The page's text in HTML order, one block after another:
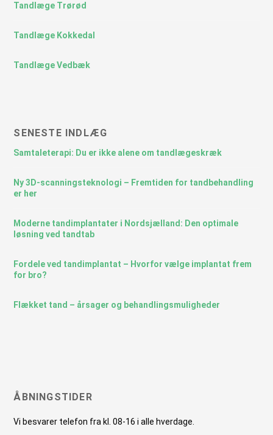
Tandlæge Trørød
Tandlæge Kokkedal
Tandlæge Vedbæk
SENESTE INDLÆG
Samtaleterapi: Du er ikke alene om tandlægeskræk
Ny 3D-scanningsteknologi – Fremtiden for tandbehandling
er her
Moderne tandimplantater i Nordsjælland: Den optimale
løsning ved tandtab
Fordele ved tandimplantat – Hvorfor vælge implantat frem
for bro?
Flækket tand – årsager og behandlingsmuligheder
ÅBNINGSTIDER
Vi besvarer telefon fra kl. 08-16 i alle hverdage.